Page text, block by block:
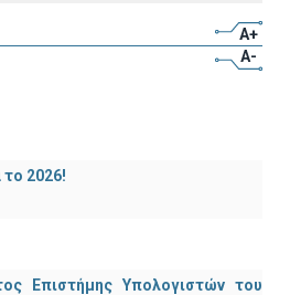
A+
A-
2026!
Επιστήμης Υπολογιστών του